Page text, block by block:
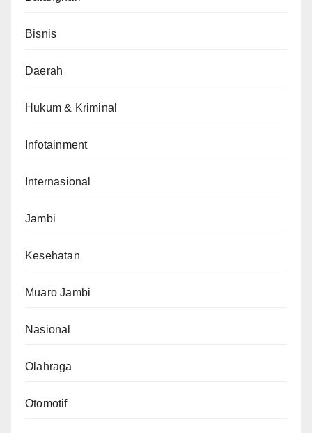
Bisnis
Daerah
Hukum & Kriminal
Infotainment
Internasional
Jambi
Kesehatan
Muaro Jambi
Nasional
Olahraga
Otomotif